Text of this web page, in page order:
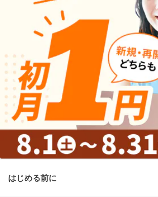
はじめる前に